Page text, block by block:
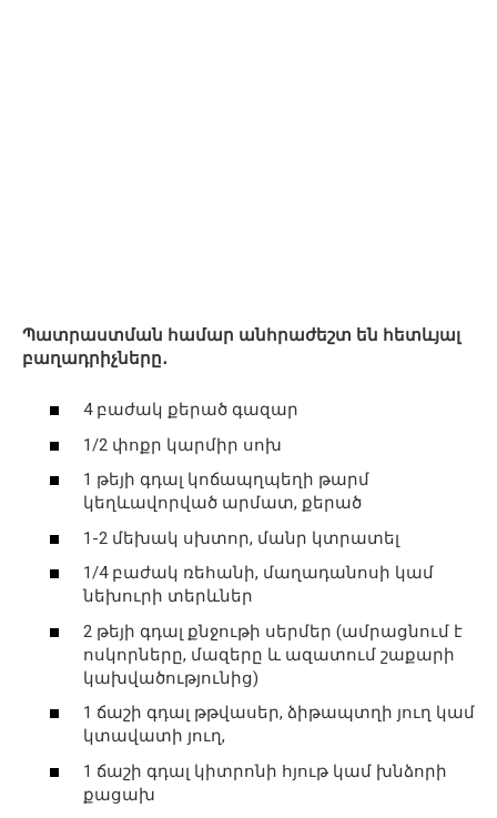
Պատրաստման համար անհրաժեշտ են հետևյալ
բաղադրիչները․
4 բաժակ քերած գազար
1/2 փոքր կարմիր սոխ
1 թեյի գդալ կոճապղպեղի թարմ
կեղևավորված արմատ, քերած
1-2 մեխակ սխտոր, մանր կտրատել
1/4 բաժակ ռեհանի, մաղադանոսի կամ
նեխուրի տերևներ
2 թեյի գդալ քնջութի սերմեր (ամրացնում է
ոսկորները, մազերը և ազատում շաքարի
կախվածությունից)
1 ճաշի գդալ թթվասեր, ձիթապտղի յուղ կամ
կտավատի յուղ,
1 ճաշի գդալ կիտրոնի հյութ կամ խնձորի
քացախ